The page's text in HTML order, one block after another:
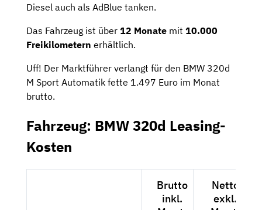
Diesel auch als AdBlue tanken.
Das Fahrzeug ist über 12 Monate mit 10.000
Freikilometern erhältlich.
Uff! Der Marktführer verlangt für den BMW 320d
M Sport Automatik fette 1.497 Euro im Monat
brutto.
Fahrzeug: BMW 320d Leasing-
Kosten
Brutto
inkl.
Netto
exkl.